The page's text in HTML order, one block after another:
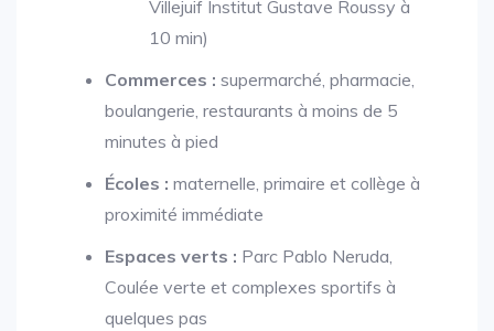
Villejuif Institut Gustave Roussy à
10 min)
Commerces : supermarché, pharmacie,
boulangerie, restaurants à moins de 5
minutes à pied
Écoles : maternelle, primaire et collège à
proximité immédiate
Espaces verts : Parc Pablo Neruda,
Coulée verte et complexes sportifs à
quelques pas